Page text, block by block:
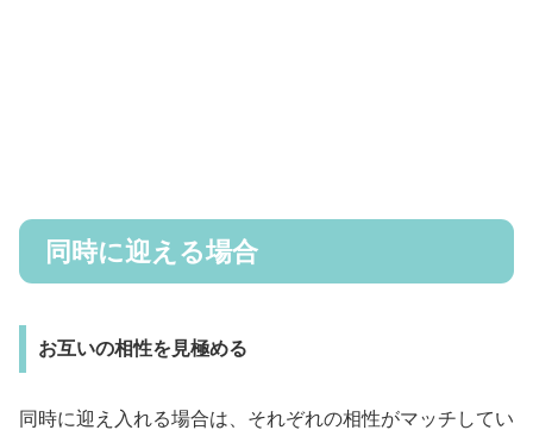
同時に迎える場合
お互いの相性を見極める
同時に迎え入れる場合は、それぞれの相性がマッチしてい